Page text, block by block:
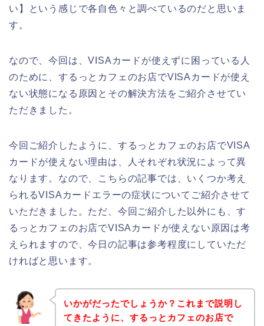
い】という感じで各自色々と調べているのだと思いま
す。
なので、今回は、VISAカードが使えずに困っている人
のために、するっとカフェのお店でVISAカードが使え
ない状態になる原因とその解決方法をご紹介させてい
ただきました。
今回ご紹介したように、するっとカフェのお店でVISA
カードが使えない理由は、人それぞれ状況によって異
なります。なので、こちらの記事では、いくつか考え
られるVISAカードエラーの症状についてご紹介させて
いただきました。ただ、今回ご紹介した以外にも、す
るっとカフェのお店でVISAカードが使えない原因は考
えられますので、今日の記事は参考程度にしていただ
ければと思います。
いかがだったでしょうか？これまで説明し
てきたように、するっとカフェのお店で